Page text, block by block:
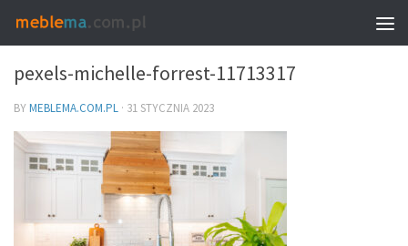
0
pexels-michelle-forrest-11713317
BYMEBLEMA.COM.PL · 31 STYCZNIA 2023